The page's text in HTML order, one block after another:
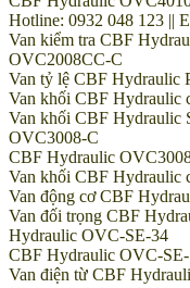
Hotline: 0932 048 123 ||
Van kiểm tra CBF
OVC2008CC-C
Van tỷ lệ CBF Hydraulic
Van khối CBF Hydraulic
Van khối CBF Hydraulic
OVC3008-C
CBF Hydraulic
Van khối CBF Hydraulic
Van động cơ CBF
Van đối trọng CBF
Hydraulic OVC-SE-34
CBF Hydraulic OVC-
Van điện từ CBF